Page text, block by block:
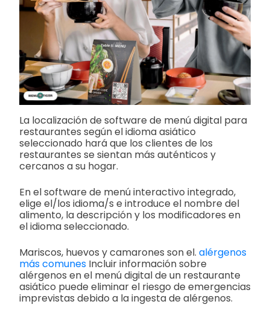
La localización de software de menú digital para
restaurantes según el idioma asiático
seleccionado hará que los clientes de los
restaurantes se sientan más auténticos y
cercanos a su hogar.
En el software de menú interactivo integrado,
elige el/los idioma/s e introduce el nombre del
alimento, la descripción y los modificadores en
el idioma seleccionado.
Mariscos, huevos y camarones son el. alérgenos
más comunes Incluir información sobre
alérgenos en el menú digital de un restaurante
asiático puede eliminar el riesgo de emergencias
imprevistas debido a la ingesta de alérgenos.